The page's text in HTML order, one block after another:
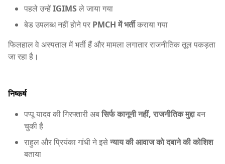
पहले उन्हेंIGIMS ले जाया गया
बेड उपलब्ध नहीं होने पर PMCH में भर्तीकराया गया
फिलहाल वे अस्पताल में भर्ती हैं और मामला लगातार राजनीतिक तूल पकड़ता
जा रहा है।
निष्कर्ष
पप्पू यादव की गिरफ्तारी अबसिर्फ कानूनी नहीं, राजनीतिक मुद्दाबन
चुकी है
राहुल और प्रियंका गांधी ने इसेन्याय की आवाज को दबाने की कोशिश
बताया